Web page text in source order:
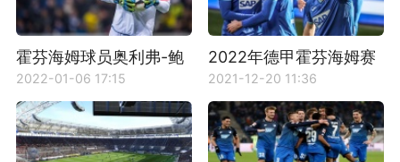
霍芬海姆球员奥利弗-鲍
曼职业生涯资料介绍
2022-01-06 17:15
2022年德甲霍芬海姆赛
程时间表
2021-12-20 11:36